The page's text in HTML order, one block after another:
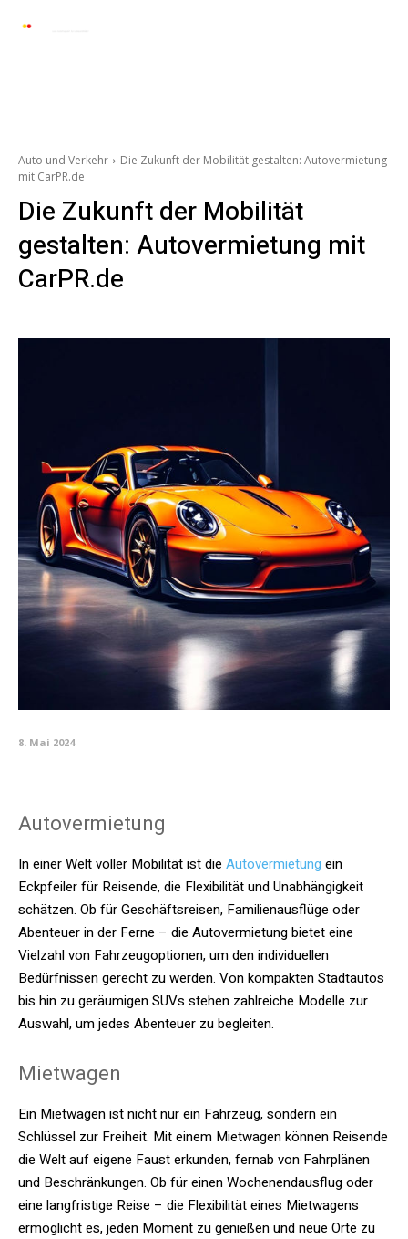
Auto und Verkehr
Die Zukunft der Mobilität gestalten: Autovermietung
mit CarPR.de
Die Zukunft der Mobilität
gestalten: Autovermietung mit
CarPR.de
8. Mai 2024
Autovermietung
In einer Welt voller Mobilität ist die Autovermietung ein
Eckpfeiler für Reisende, die Flexibilität und Unabhängigkeit
schätzen. Ob für Geschäftsreisen, Familienausflüge oder
Abenteuer in der Ferne – die Autovermietung bietet eine
Vielzahl von Fahrzeugoptionen, um den individuellen
Bedürfnissen gerecht zu werden. Von kompakten Stadtautos
bis hin zu geräumigen SUVs stehen zahlreiche Modelle zur
Auswahl, um jedes Abenteuer zu begleiten.
Mietwagen
Ein Mietwagen ist nicht nur ein Fahrzeug, sondern ein
Schlüssel zur Freiheit. Mit einem Mietwagen können Reisende
die Welt auf eigene Faust erkunden, fernab von Fahrplänen
und Beschränkungen. Ob für einen Wochenendausflug oder
eine langfristige Reise – die Flexibilität eines Mietwagens
ermöglicht es, jeden Moment zu genießen und neue Orte zu